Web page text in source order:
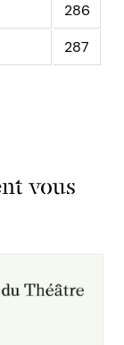
286
287
vous